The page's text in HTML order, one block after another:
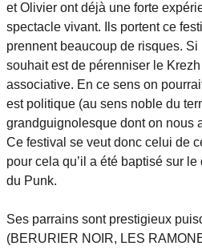
et Olivier ont déjà une forte
spectacle vivant. Ils portent ce
prennent beaucoup de risques. Si
souhait est de pérenniser le
associative. En ce sens on
est politique (au sens noble du
grandguignolesque dont on nous
Ce festival se veut donc celui de
pour cela qu’il a été baptisé sur
du Punk.
Ses parrains sont prestigieux
(BERURIER NOIR, LES